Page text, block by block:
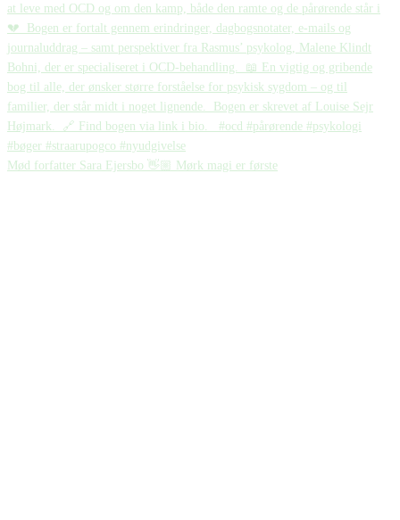
Mød forfatter Sara Ejersbo 👋🏼 Mørk magi er første